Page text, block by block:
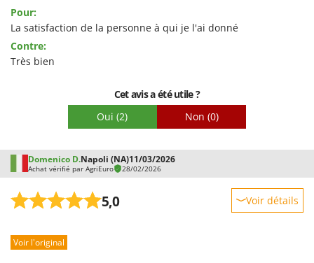
Tornado
Tre Spade
U
Udor
Unger
V
Vesco
Qualité / Prix
Facilité de montage
Emballage
Pour:
La satisfaction de la personne à qui je l'ai donné
Contre:
Très bien
Cet avis a été utile ?
Oui (2) Non (0)
Domenico D.Napoli (NA)11/03/2026
Achat vérifié par AgriEuro 28/02/2026
5,0 Voir détails
Prestations
Voir l'original